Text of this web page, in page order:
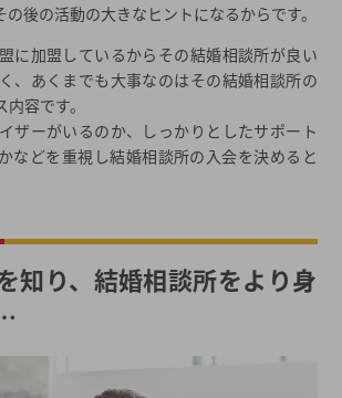
後の活動の大きなヒントになるからです。
に加盟しているからその結婚相談所が良い
、あくまでも大事なのはその結婚相談所の
容です。
ザーがいるのか、しっかりとしたサポート
などを重視し結婚相談所の入会を決めると
知り、結婚相談所をより身